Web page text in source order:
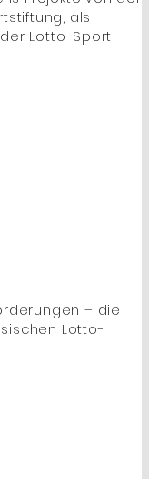
als
Lotto-Sport-
– die
Lotto-